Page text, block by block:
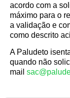
acordo com a
máximo para o
a validação e
como descrito
A Paludeto
quando não
mail